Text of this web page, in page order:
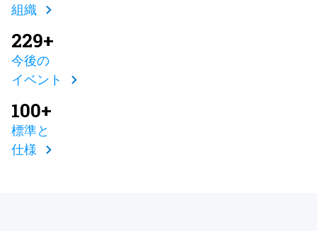
組織
229+
今後の
イベント
100+
標準と
仕様